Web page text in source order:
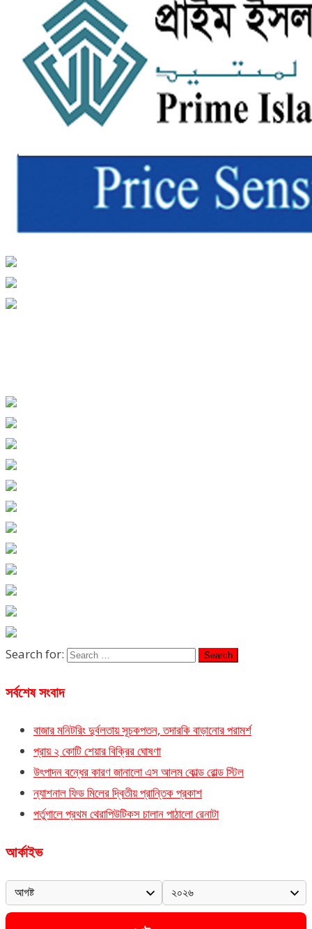
Search for:
সর্বশেষ সংবাদ
বাজার মনিটরিং দুর্বলতায় সূচকপতন, তদারকি বাড়ানোর পরামর্শ
প্রায় ২ কোটি শেয়ার বিক্রির ঘোষণা
উৎপাদন বন্ধের কারণ জানালো এস আলম কোল্ড রোল্ড স্টিল
ন্যাশনাল ফিড মিলের দ্বিতীয় প্রান্তিক প্রকাশ
পর্তুগালে প্রথম থেরাপিউটিকস চালান পাঠালো রেনাটা
আর্কাইভ